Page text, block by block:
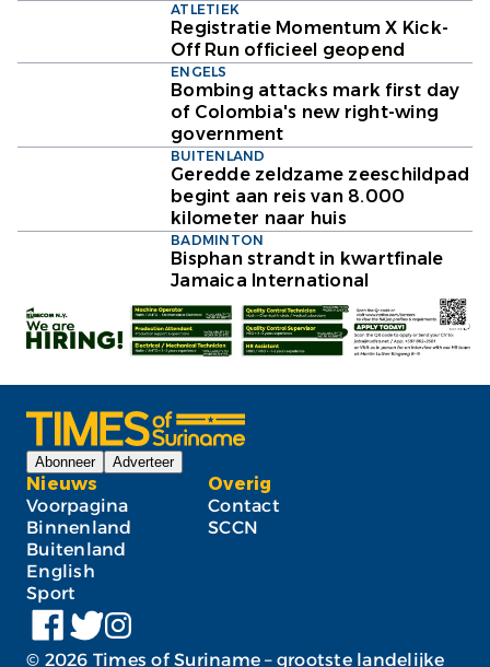
ATLETIEK
Registratie Momentum X Kick-
Off Run officieel geopend
ENGELS
Bombing attacks mark first day
of Colombia's new right-wing
government
BUITENLAND
Geredde zeldzame zeeschildpad
begint aan reis van 8.000
kilometer naar huis
BADMINTON
Bisphan strandt in kwartfinale
Jamaica International
Abonneer Adverteer
Nieuws
Voorpagina
Binnenland
Buitenland
English
Sport
Overig
Contact
SCCN
© 2026 Times of Suriname – grootste landelijke